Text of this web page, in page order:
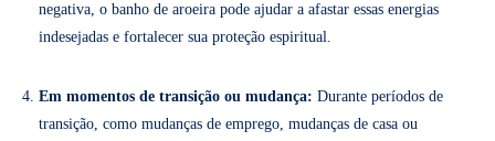
negativa, o banho de aroeira pode ajudar a afastar essas energias
indesejadas e fortalecer sua proteção espiritual.
Em momentos de transição ou mudança: Durante períodos de
transição, como mudanças de emprego, mudanças de casa ou